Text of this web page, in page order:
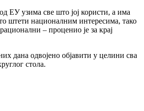
ЕУ узима све што јој користи, а има
штети националним интересима, тако
– проценио је за крај
дана одвојено објавити у целини сва
стола.